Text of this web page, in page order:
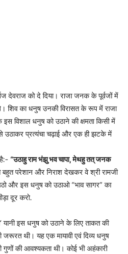
देवराज को दे दिया। राजा जनक के पूर्वजों में
शिव का धनुष उनकी विरासत के रूप में राजा
विशाल धनुष को उठाने की क्षमता किसी में
उठाकर प्रत्यंचा चढ़ाई और एक ही झटके में
“उठाहु राम भंझु भव चापा, मेथहु तत् जनक
बहुत परेशान और निराश देखकर वे श्री रामजी
और इस धनुष को उठाओ “भाव सागर” का
दूर करो.
यानी इस धनुष को उठाने के लिए ताकत की
जरूरत थी। यह एक मायावी एवं दिव्य धनुष
की आवश्यकता थी। कोई भी अहंकारी